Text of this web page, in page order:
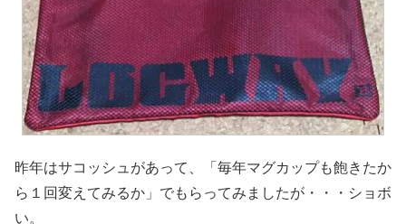
昨年はサコッシュがあって、「毎年マグカップも飽きたか
ら１回変えてみるか」でもらってみましたが・・・ショボ
い。